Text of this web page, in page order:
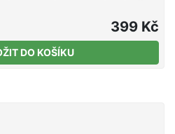
je odnímatelná,
a taky umožňuje
konstrukce a izotopových
nepoškozuje vlasec
černé barvě
399 Kč
DO KOŠÍKU